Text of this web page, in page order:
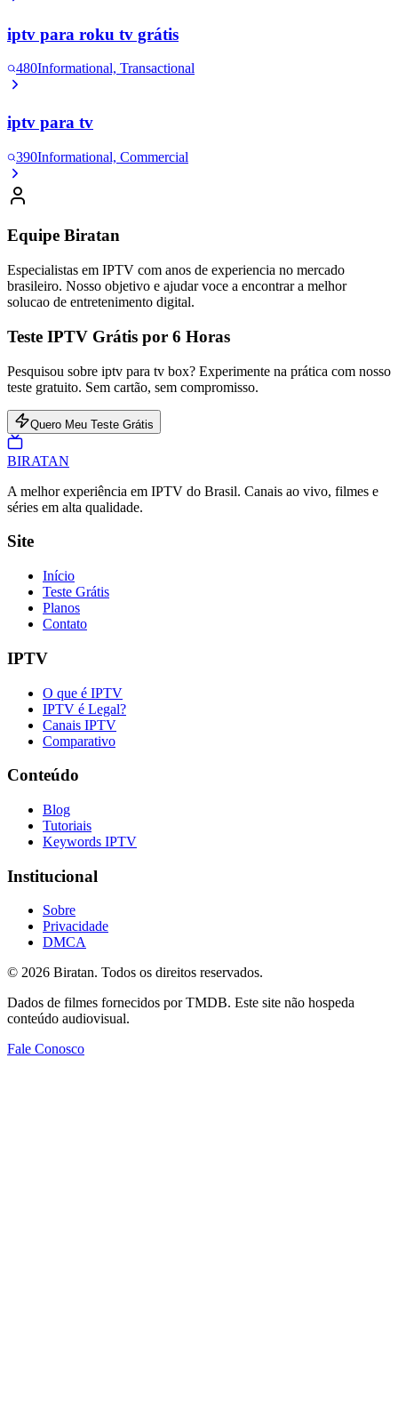
iptv para roku tv grátis
480Informational, Transactional
iptv para tv
390Informational, Commercial
Equipe Biratan
Especialistas em IPTV com anos de experiencia no mercado
brasileiro. Nosso objetivo e ajudar voce a encontrar a melhor
solucao de entretenimento digital.
Teste IPTV Grátis por 6 Horas
Pesquisou sobre iptv para tv box? Experimente na prática com nosso
teste gratuito. Sem cartão, sem compromisso.
Quero Meu Teste Grátis
BIRATAN
A melhor experiência em IPTV do Brasil. Canais ao vivo, filmes e
séries em alta qualidade.
Site
Início
Teste Grátis
Planos
Contato
IPTV
O que é IPTV
IPTV é Legal?
Canais IPTV
Comparativo
Conteúdo
Blog
Tutoriais
Keywords IPTV
Institucional
Sobre
Privacidade
DMCA
© 2026 Biratan. Todos os direitos reservados.
Dados de filmes fornecidos por TMDB. Este site não hospeda
conteúdo audiovisual.
Fale Conosco